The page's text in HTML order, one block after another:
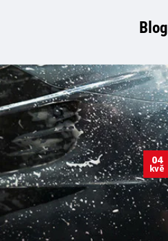
Blog
04
kvě